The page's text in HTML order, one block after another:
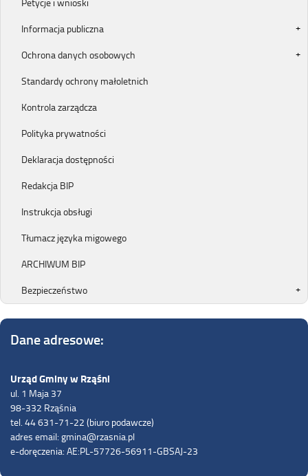
Informacja publiczna
Ochrona danych osobowych
Standardy ochrony małoletnich
Kontrola zarządcza
Polityka prywatności
Deklaracja dostępności
Redakcja BIP
Instrukcja obsługi
Tłumacz języka migowego
ARCHIWUM BIP
Bezpieczeństwo
Dane adresowe:
Urząd Gminy w Rząśni
ul. 1 Maja 37
98-332 Rząśnia
tel. 44 631-71-22 (biuro podawcze)
adres email: gmina@rzasnia.pl
e-doręczenia: AE:PL-57726-56911-GBSAJ-23